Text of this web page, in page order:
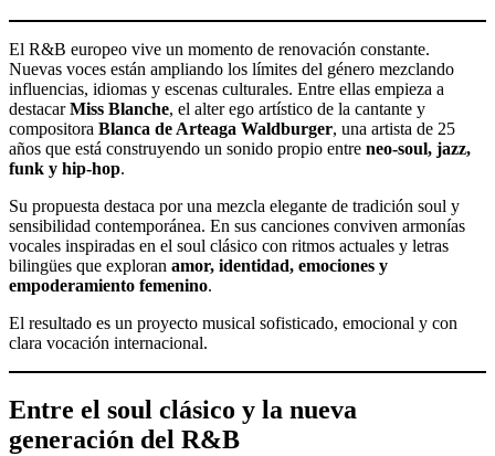
El R&B europeo vive un momento de renovación constante.
Nuevas voces están ampliando los límites del género mezclando
influencias, idiomas y escenas culturales. Entre ellas empieza a
destacarMiss Blanche, el alter ego artístico de la cantante y
compositora Blanca de Arteaga Waldburger, una artista de 25
años que está construyendo un sonido propio entre neo-soul, jazz,
funk y hip-hop.
Su propuesta destaca por una mezcla elegante de tradición soul y
sensibilidad contemporánea. En sus canciones conviven armonías
vocales inspiradas en el soul clásico con ritmos actuales y letras
bilingües que exploran amor, identidad, emociones y
empoderamiento femenino.
El resultado es un proyecto musical sofisticado, emocional y con
clara vocación internacional.
Entre el soul clásico y la nueva
generación del R&B